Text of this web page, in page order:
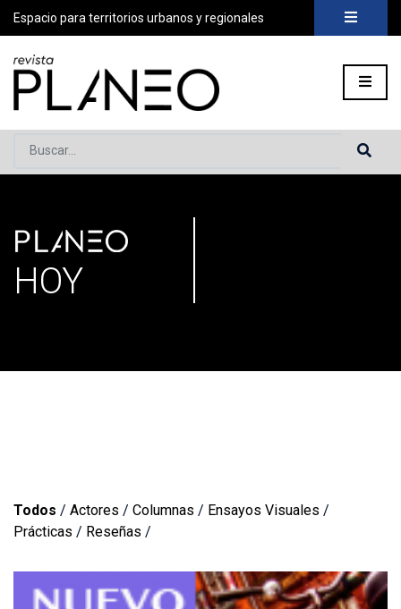
Espacio para territorios urbanos y regionales
Buscar...
Portada » Secciones
PLANEO
HOY
Todos / Actores / Columnas / Ensayos Visuales /
Prácticas / Reseñas /